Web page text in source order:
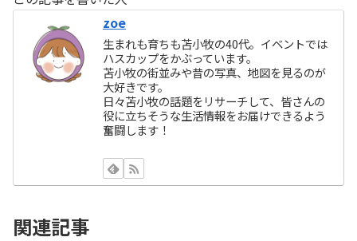
zoe
生まれも育ちも苫小牧の40代。イベントでは
ハスカップをかぶっています。
苫小牧の街並みや昔の写真、地図を見るのが
大好きです。
日々苫小牧の話題をリサーチして、皆さんの
役に立ちそうな生活情報をお届けできるよう
奮闘します！
関連記事